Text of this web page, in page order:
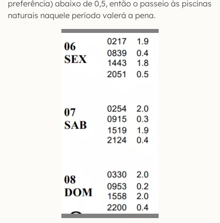
preferência) abaixo de 0,5, então o passeio às piscinas
naturais naquele período valerá a pena.